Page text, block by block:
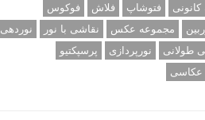
کانونی
فتوشاپ فلاش
فوکوس
مجموعه عکس نقاشی با نور
نوردهی
طولانی
نورپردازی
پرسپکتیو